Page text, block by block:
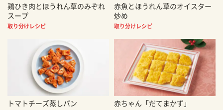
鶏ひき肉とほうれん草のみぞれ
スープ
取り分けレシピ
赤魚とほうれん草のオイスター
炒め
取り分けレシピ
トマトチーズ蒸しパン 赤ちゃん「だてまかず」